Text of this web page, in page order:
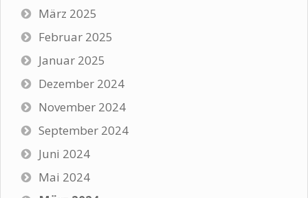
März 2025
Februar 2025
Januar 2025
Dezember 2024
November 2024
September 2024
Juni 2024
Mai 2024